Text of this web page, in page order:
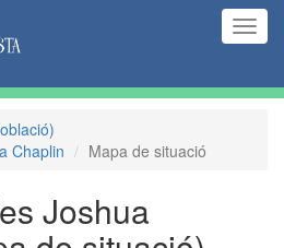
Chaplin
Mapa de situació
Joshua